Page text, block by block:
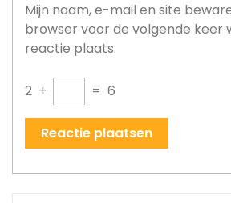
Mijn naam, e-mail en site
browser voor de volgende keer
reactie plaats.
2 + = 6